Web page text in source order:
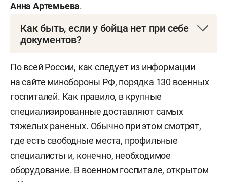
Анна Артемьева.
Как быть, если у бойца нет при себе
документов?
По словам Артемьевой, раненые действительно
могут поступить в госпиталь без документов,
но их в любом случае придется оформить,
потому что без паспорта или военного билета
не выпишут. «Но и без документов бойца никто
не оставит», — уверяет она.
Бывало, по словам спикера, бойцы сами ходили
в паспортный стол (в сопровождении
По всей России, как следует из информации
на сайте минобороны РФ, порядка 130 военных
госпиталей. Как правило, в крупные
специализированные доставляют самых
тяжелых раненых. Обычно при этом смотрят,
где есть свободные места, профильные
специалисты и, конечно, необходимое
оборудование. В военном госпитале, открытом